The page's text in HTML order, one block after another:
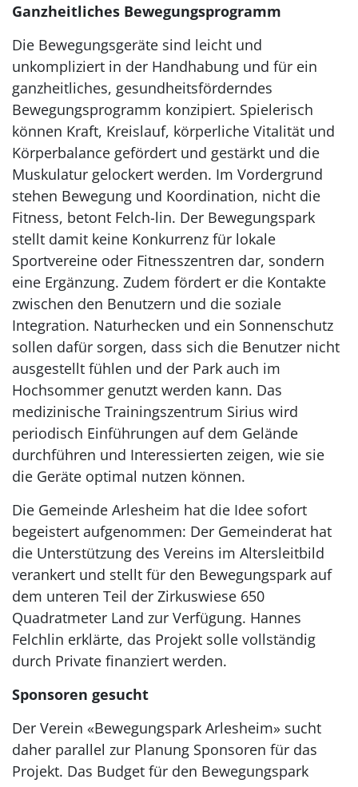
Ganzheitliches Bewegungsprogramm
Die Bewegungsgeräte sind leicht und
unkompliziert in der Handhabung und für ein
ganzheitliches, gesundheitsförderndes
Bewegungsprogramm konzipiert. Spielerisch
können Kraft, Kreislauf, körperliche Vitalität und
Körperbalance gefördert und gestärkt und die
Muskulatur gelockert werden. Im Vordergrund
stehen Bewegung und Koordination, nicht die
Fitness, betont Felch-lin. Der Bewegungspark
stellt damit keine Konkurrenz für lokale
Sportvereine oder Fitnesszentren dar, sondern
eine Ergänzung. Zudem fördert er die Kontakte
zwischen den Benutzern und die soziale
Integration. Naturhecken und ein Sonnenschutz
sollen dafür sorgen, dass sich die Benutzer nicht
ausgestellt fühlen und der Park auch im
Hochsommer genutzt werden kann. Das
medizinische Trainingszentrum Sirius wird
periodisch Einführungen auf dem Gelände
durchführen und Interessierten zeigen, wie sie
die Geräte optimal nutzen können.
Die Gemeinde Arlesheim hat die Idee sofort
begeistert aufgenommen: Der Gemeinderat hat
die Unterstützung des Vereins im Altersleitbild
verankert und stellt für den Bewegungspark auf
dem unteren Teil der Zirkuswiese 650
Quadratmeter Land zur Verfügung. Hannes
Felchlin erklärte, das Projekt solle vollständig
durch Private finanziert werden.
Sponsoren gesucht
Der Verein «Bewegungspark Arlesheim» sucht
daher parallel zur Planung Sponsoren für das
Projekt. Das Budget für den Bewegungspark